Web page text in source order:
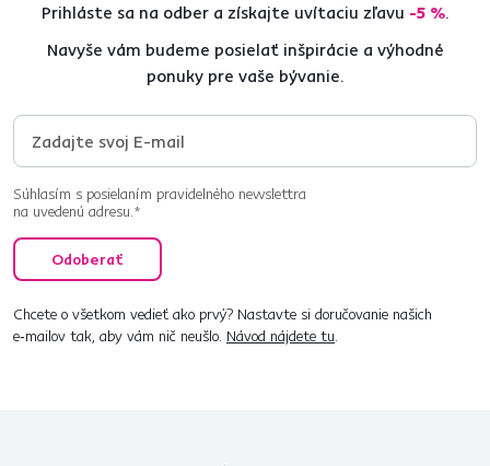
Prihláste sa na odber a získajte uvítaciu zľavu -5 %.
Navyše vám budeme posielať inšpirácie a výhodné
ponuky pre vaše bývanie.
Súhlasím s posielaním pravidelného newslettra
na uvedenú adresu.*
Odoberať
Chcete o všetkom vedieť ako prvý? Nastavte si doručovanie našich
e‑mailov tak, aby vám nič neušlo. Návod nájdete tu.